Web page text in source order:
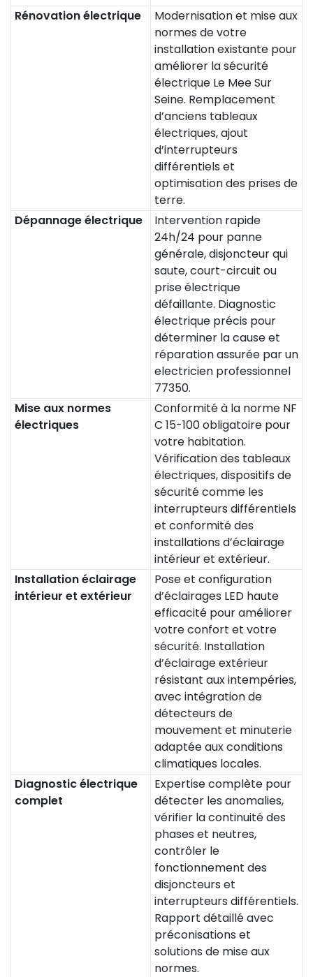
Rénovation électrique
Modernisation et mise aux
normes de votre
installation existante pour
améliorer la sécurité
électrique Le Mee Sur
Seine. Remplacement
d’anciens tableaux
électriques, ajout
d’interrupteurs
différentiels et
optimisation des prises de
terre.
Dépannage électrique
Intervention rapide
24h/24 pour panne
générale, disjoncteur qui
saute, court-circuit ou
prise électrique
défaillante. Diagnostic
électrique précis pour
déterminer la cause et
réparation assurée par un
electricien professionnel
77350.
Mise aux normes
électriques
Conformité à la norme NF
C 15-100 obligatoire pour
votre habitation.
Vérification des tableaux
électriques, dispositifs de
sécurité comme les
interrupteurs différentiels
et conformité des
installations d’éclairage
intérieur et extérieur.
Installation éclairage
intérieur et extérieur
Pose et configuration
d’éclairages LED haute
efficacité pour améliorer
votre confort et votre
sécurité. Installation
d’éclairage extérieur
résistant aux intempéries,
avec intégration de
détecteurs de
mouvement et minuterie
adaptée aux conditions
climatiques locales.
Diagnostic électrique
complet
Expertise complète pour
détecter les anomalies,
vérifier la continuité des
phases et neutres,
contrôler le
fonctionnement des
disjoncteurs et
interrupteurs différentiels.
Rapport détaillé avec
préconisations et
solutions de mise aux
normes.